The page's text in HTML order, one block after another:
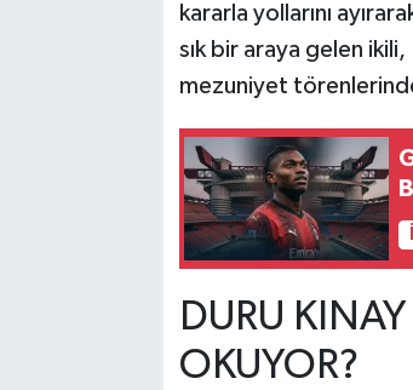
kararla yollarını
sık bir araya gelen
mezuniyet
DURU
OKUYOR?